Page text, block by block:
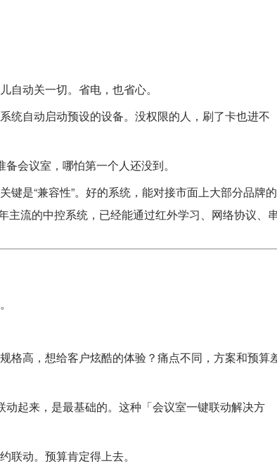
自动关一切。省电，也省心。
统自动启动预设的设备。没权限的人，刷了卡也进不
会议室，哪怕第一个人还没到。
是“兼容性”。好的系统，能对接市面上大部分品牌的
流的中控系统，已经能通过红外学习、网络协议、
格高，想给客户炫酷的体验？痛点不同，方案和预算
动起来，是最基础的。这种「会议室一键联动解决方
联动。预算肯定得上去。